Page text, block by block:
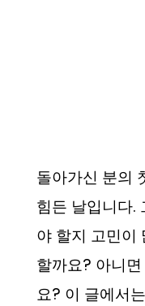
돌아가신 분의
힘든 날입니다.
야 할지 고민이
할까요? 아니
요? 이 글에서